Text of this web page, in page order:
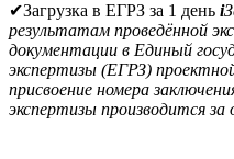
✔Загрузка в ЕГРЗ за 1 день i
результатам проведённой
документации в Единый
экспертизы (ЕГРЗ)
присвоение номера
экспертизы производится за